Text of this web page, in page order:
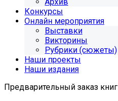
Конкурсы
Онлайн мероприятия
Выставки
Викторины
Рубрики (сюжеты)
Наши проекты
Наши издания
Предварительный заказ книг